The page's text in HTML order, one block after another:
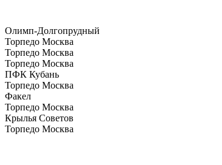
Олимп-Долгопрудный
Торпедо Москва
Торпедо Москва
Торпедо Москва
ПФК Кубань
Торпедо Москва
Факел
Торпедо Москва
Крылья Советов
Торпедо Москва